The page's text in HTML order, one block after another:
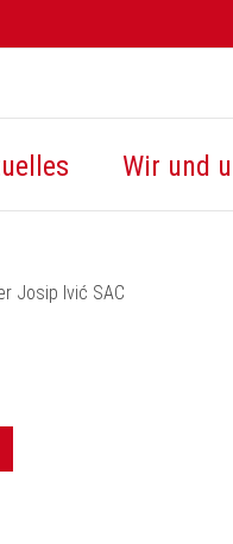
Wir und
Josip Ivić SAC